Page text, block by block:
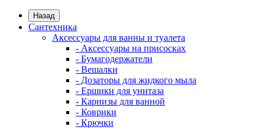
Назад
Сантехника
Аксессуары для ванны и туалета
- Аксессуары на присосках
- Бумагодержатели
- Вешалки
- Дозаторы для жидкого мыла
- Ершики для унитаза
- Карнизы для ванной
- Коврики
- Крючки